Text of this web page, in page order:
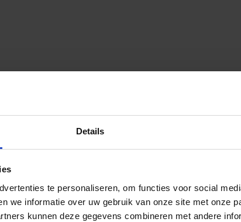
Details
te personaliseren, om functies voor social
we informatie over uw gebruik van onze site met onze
kunnen deze gegevens combineren met andere